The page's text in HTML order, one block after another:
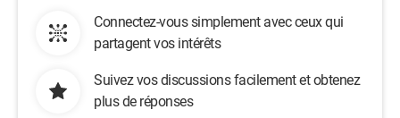
Connectez-vous simplement avec ceux qui
partagent vos intérêts
Suivez vos discussions facilement et obtenez
plus de réponses